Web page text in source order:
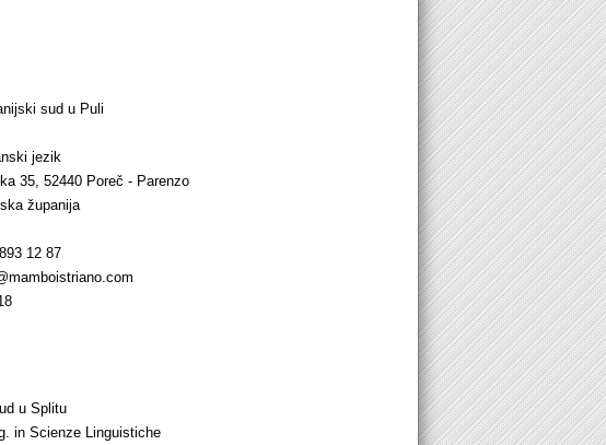
sud u Puli
jezik
35, 52440 Poreč - Parenzo
županija
12 87
u Splitu
in Scienze Linguistiche